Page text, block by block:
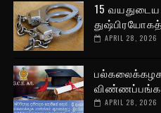
15 வயதுடைய
APRIL 28, 2026
APRIL 28, 2026